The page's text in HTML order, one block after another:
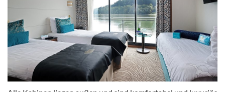
Neptundeck
Aussenkabine